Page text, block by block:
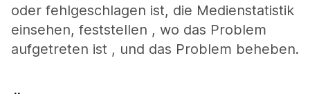
oder fehlgeschlagen ist, die Medienstatistik
einsehen, feststellen , wo das Problem
aufgetreten ist , und das Problem beheben.